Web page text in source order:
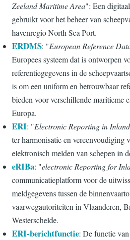
Zeeland Maritime Area": Een
gebruikt voor het beheer van
havenregio North Sea Port.
ERDMS: "European Reference
Europees systeem dat is ontworpen
referentiegegevens in de
is om een uniform en betrouwbaar
bieden voor verschillende maritieme
Europa.
ERI: "Electronic Reporting in
ter harmonisatie en vereenvoudiging
elektronisch melden van schepen in
eRIBa: "electronic Reporting for
communicatieplatform voor de
meldgegevens tussen de
vaarwegautoriteiten in Vlaanderen,
Westerschelde.
ERI-berichtfunctie: De functie